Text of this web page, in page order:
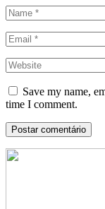
Save my name,
time I comment.